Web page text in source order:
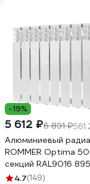
-19%
5 612 ₽6 891 ₽
Алюминиевый
ROMMER Optima
секций RAL9016
4.7(149)